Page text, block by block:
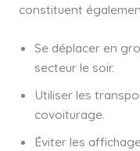
constituent
Se déplacer en
secteur le soir.
Utiliser les
covoiturage.
Éviter les